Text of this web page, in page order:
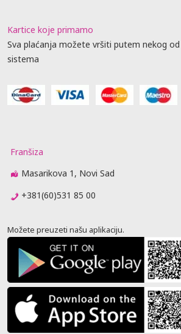
Kartice koje primamo
Sva plaćanja možete vršiti putem nekog
sistema
Franšiza
Masarikova 1, Novi Sad
+381(60)531 85 00
Možete preuzeti našu aplikaciju.